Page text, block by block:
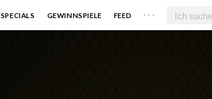
SPECIALS GEWINNSPIELE FEED . . .